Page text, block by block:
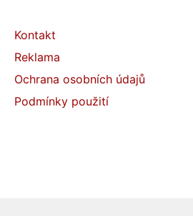
Kontakt
Reklama
Ochrana osobních údajů
Podmínky použití